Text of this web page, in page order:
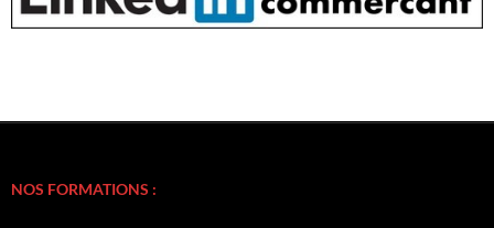
NOS FORMATIONS :